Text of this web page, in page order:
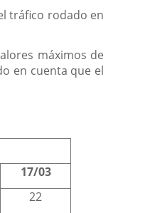
tráfico rodado en
máximos de
en cuenta que el
17/03
22